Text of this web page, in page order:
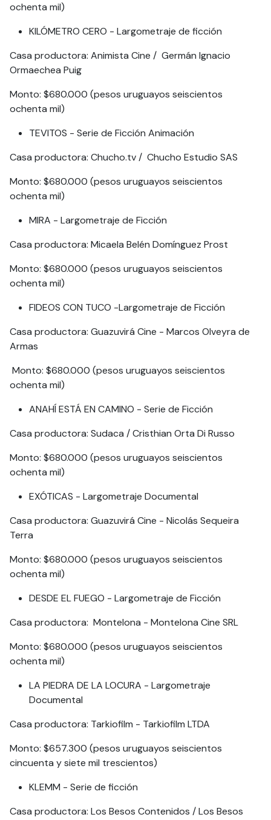
ochenta mil)
KILÓMETRO CERO - Largometraje de ficción
Casa productora: Animista Cine / Germán Ignacio
Ormaechea Puig
Monto: $680.000 (pesos uruguayos seiscientos
ochenta mil)
TEVITOS - Serie de Ficción Animación
Casa productora: Chucho.tv / Chucho Estudio SAS
Monto: $680.000 (pesos uruguayos seiscientos
ochenta mil)
MIRA - Largometraje de Ficción
Casa productora: Micaela Belén Domínguez Prost
Monto: $680.000 (pesos uruguayos seiscientos
ochenta mil)
FIDEOS CON TUCO -Largometraje de Ficción
Casa productora: Guazuvirá Cine - Marcos Olveyra de
Armas
Monto: $680.000 (pesos uruguayos seiscientos
ochenta mil)
ANAHÍ ESTÁ EN CAMINO - Serie de Ficción
Casa productora: Sudaca / Cristhian Orta Di Russo
Monto: $680.000 (pesos uruguayos seiscientos
ochenta mil)
EXÓTICAS - Largometraje Documental
Casa productora: Guazuvirá Cine - Nicolás Sequeira
Terra
Monto: $680.000 (pesos uruguayos seiscientos
ochenta mil)
DESDE EL FUEGO - Largometraje de Ficción
Casa productora: Montelona - Montelona Cine SRL
Monto: $680.000 (pesos uruguayos seiscientos
ochenta mil)
LA PIEDRA DE LA LOCURA - Largometraje
Documental
Casa productora: Tarkiofilm - Tarkiofilm LTDA
Monto: $657.300 (pesos uruguayos seiscientos
cincuenta y siete mil trescientos)
KLEMM - Serie de ficción
Casa productora: Los Besos Contenidos / Los Besos